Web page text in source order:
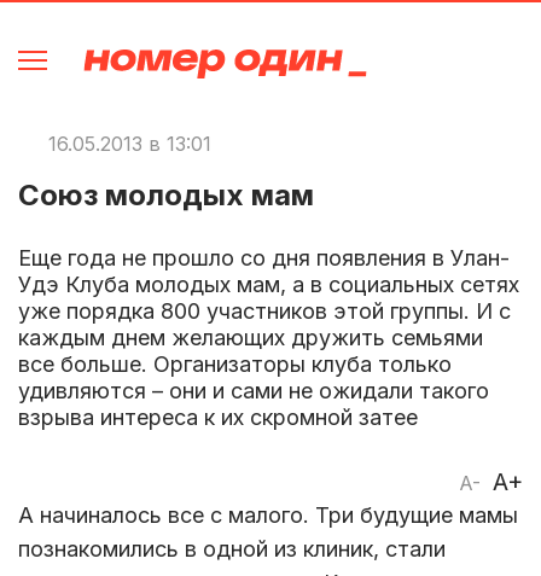
16.05.2013 в 13:01
Союз молодых мам
Еще года не прошло со дня появления в Улан-
Удэ Клуба молодых мам, а в социальных сетях
уже порядка 800 участников этой группы. И с
каждым днем желающих дружить семьями
все больше. Организаторы клуба только
удивляются – они и сами не ожидали такого
взрыва интереса к их скромной затее
A- A+
А начиналось все с малого. Три будущие мамы
познакомились в одной из клиник, стали